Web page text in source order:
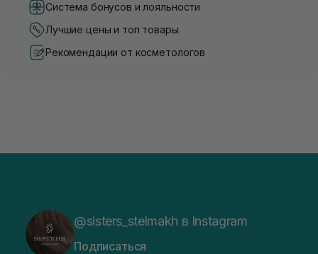
Система бонусов и лояльности
Лучшие цены и топ товары
Рекомендации от косметологов
@sisters_stelmakh в Instagram
Подписаться